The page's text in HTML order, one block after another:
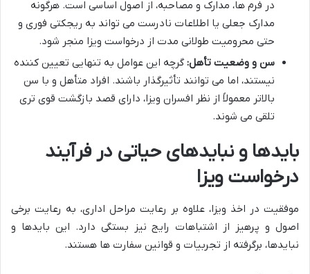
در فرم ها، مدارک و مصاحبه، از اصول اساسی است. هرگونه
مدارک جعلی یا اطلاعات نادرست می تواند به ریجکتی فوری و
حتی محرومیت طولانی مدت از درخواست ویزا منجر شود.
سن و وضعیت تأهل: گرچه این عوامل به تنهایی تعیین کننده
نیستند، اما می توانند تأثیرگذار باشند. افراد متأهل و با سن
بالاتر معمولاً از نظر افسران ویزا، دارای قصد بازگشت قوی تری
تلقی می شوند.
بایدها و نبایدهای حیاتی در فرآیند
درخواست ویزا
موفقیت در اخذ ویزا، علاوه بر رعایت مراحل اداری، به رعایت برخی
اصول و پرهیز از اشتباهات رایج نیز بستگی دارد. این بایدها و
نبایدها، برگرفته از تجربیات و قوانین سفارت ها هستند.